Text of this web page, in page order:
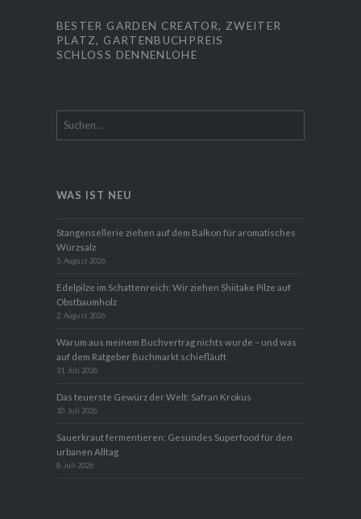
BESTER GARDEN CREATOR, ZWEITER
PLATZ, GARTENBUCHPREIS
SCHLOSS DENNENLOHE
nach:
WAS IST NEU
Stangensellerie ziehen auf dem Balkon für aromatisches
Würzsalz
5. August 2026
Edelpilze im Schattenreich: Wir ziehen Shiitake Pilze auf
Obstbaumholz
2. August 2026
Warum aus meinem Buchvertrag nichts wurde – und was
auf dem Ratgeber Buchmarkt schiefläuft
31. Juli 2026
Das teuerste Gewürz der Welt: Safran Krokus
10. Juli 2026
Sauerkraut fermentieren: Gesundes Superfood für den
urbanen Alltag
8. Juli 2026